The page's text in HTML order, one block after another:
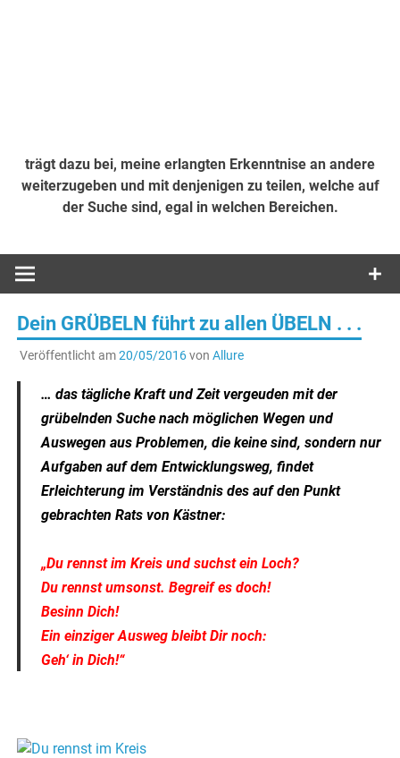
trägt dazu bei, meine erlangten Erkenntnise an andere
weiterzugeben und mit denjenigen zu teilen, welche auf
der Suche sind, egal in welchen Bereichen.
Dein GRÜBELN führt zu allen ÜBELN . . .
Veröffentlicht am20/05/2016von Allure
… das tägliche Kraft und Zeit vergeuden mit der
grübelnden Suche nach möglichen Wegen und
Auswegen aus Problemen, die keine sind, sondern nur
Aufgaben auf dem Entwicklungsweg, findet
Erleichterung im Verständnis des auf den Punkt
gebrachten Rats von Kästner:
„Du rennst im Kreis und suchst ein Loch?
Du rennst umsonst. Begreif es doch!
Besinn Dich!
Ein einziger Ausweg bleibt Dir noch:
Geh‘ in Dich!“